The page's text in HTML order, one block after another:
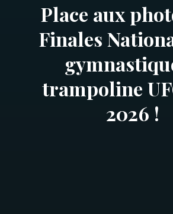
Place aux
Finales
trampoline
2026 !